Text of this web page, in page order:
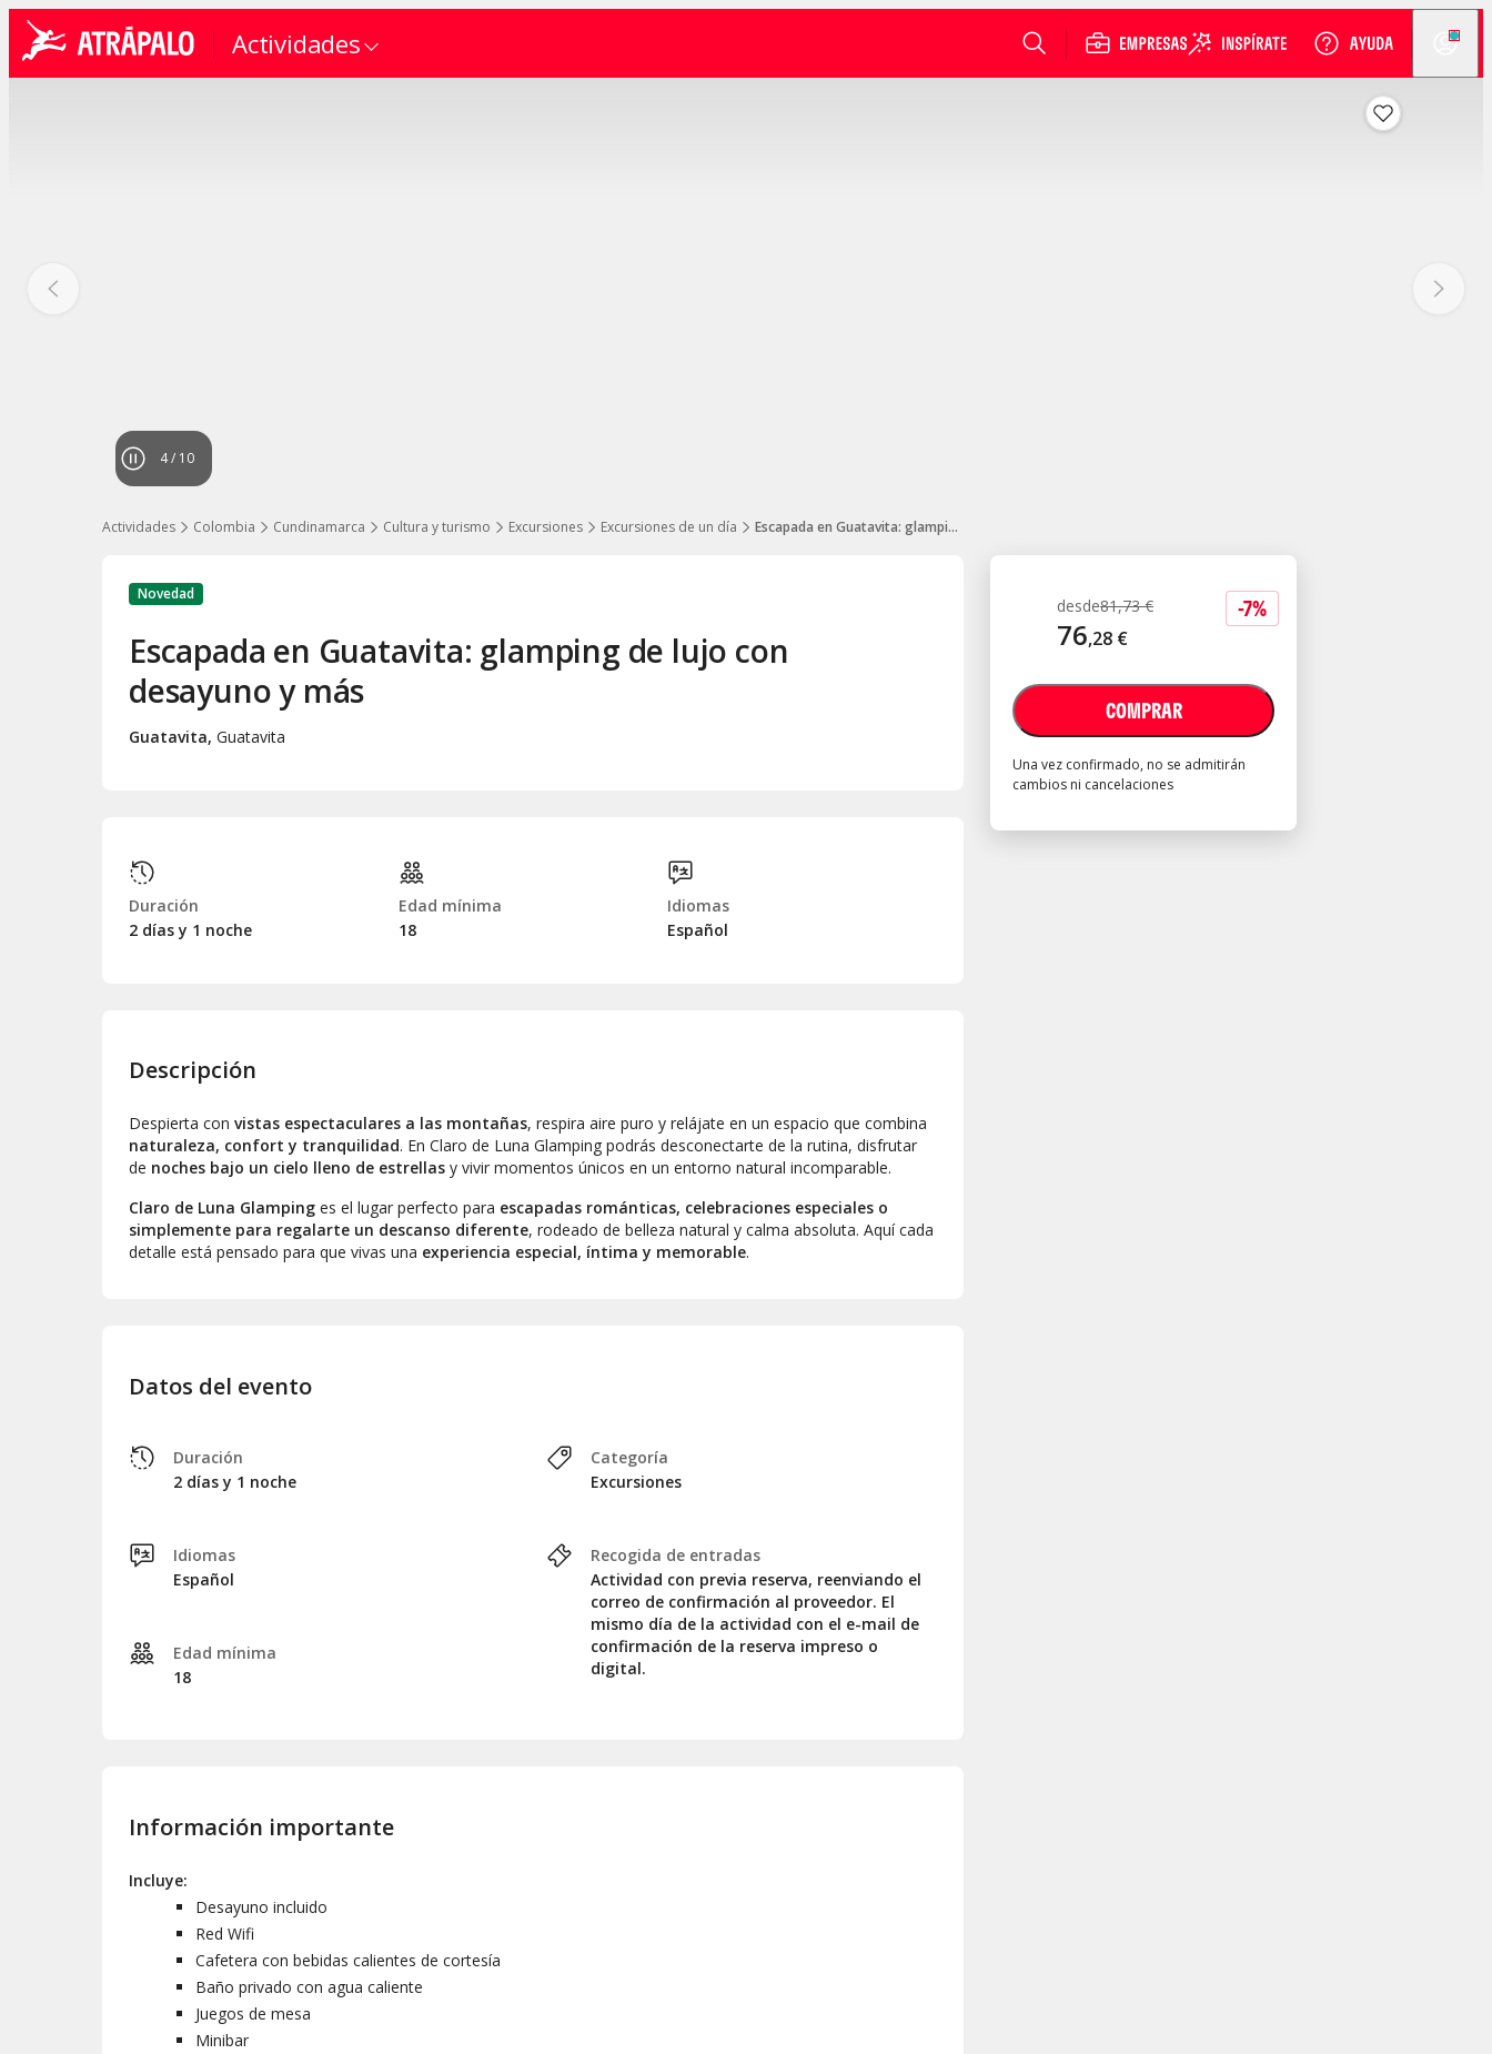
Actividades
4/ 10
Actividades Colombia Cundinamarca Cultura y turismo Excursiones Excursiones de un día Escapada en Guatavita: glamping de lujo con desayuno y más
-7%
desde81,73 €
76,28 €
COMPRAR
Una vez confirmado, no se admitirán
cambios ni cancelaciones
Novedad
Escapada en Guatavita: glamping de lujo con
desayuno y más
Guatavita, Guatavita
Duración
2 días y 1 noche
Edad mínima
18
Idiomas
Español
Descripción
Despierta con vistas espectaculares a las montañas, respira aire puro y relájate en un espacio que combina
naturaleza, confort y tranquilidad. En Claro de Luna Glamping podrás desconectarte de la rutina, disfrutar
de noches bajo un cielo lleno de estrellas y vivir momentos únicos en un entorno natural incomparable.
Claro de Luna Glamping es el lugar perfecto para escapadas románticas, celebraciones especiales o
simplemente para regalarte un descanso diferente, rodeado de belleza natural y calma absoluta. Aquí cada
detalle está pensado para que vivas una experiencia especial, íntima y memorable.
Datos del evento
Duración
2 días y 1 noche
Idiomas
Español
Edad mínima
18
Categoría
Excursiones
Recogida de entradas
Actividad con previa reserva, reenviando el
correo de confirmación al proveedor. El
mismo día de la actividad con el e-mail de
confirmación de la reserva impreso o
digital.
Información importante
Incluye:
Desayuno incluido
Red Wifi
Cafetera con bebidas calientes de cortesía
Baño privado con agua caliente
Juegos de mesa
Minibar